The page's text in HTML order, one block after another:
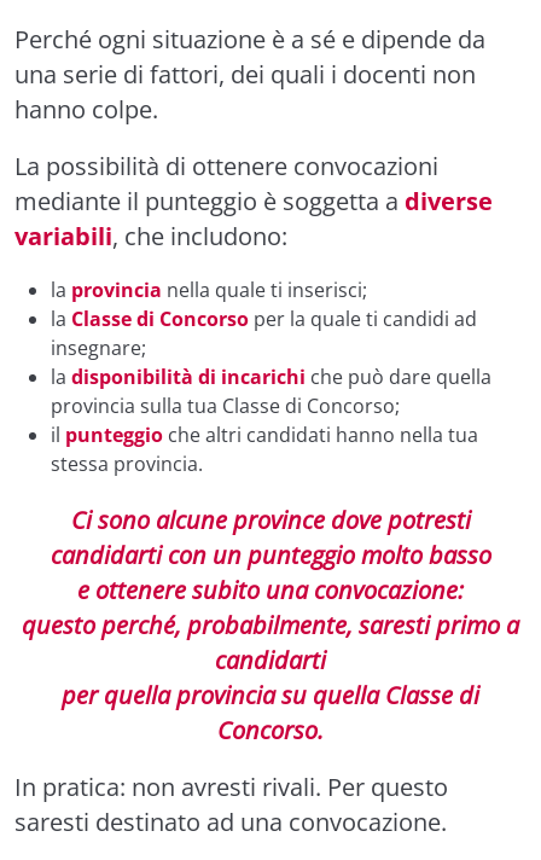
Perché ogni situazione è a sé e dipende da
una serie di fattori, dei quali i docenti non
hanno colpe.
La possibilità di ottenere convocazioni
mediante il punteggio è soggetta a diverse
variabili, che includono:
la provincia nella quale ti inserisci;
la Classe di Concorso per la quale ti candidi ad
insegnare;
la disponibilità di incarichi che può dare quella
provincia sulla tua Classe di Concorso;
il punteggio che altri candidati hanno nella tua
stessa provincia.
Ci sono alcune province dove potresti
candidarti con un punteggio molto basso
e ottenere subito una convocazione:
questo perché, probabilmente, saresti primo a
candidarti
per quella provincia su quella Classe di
Concorso.
In pratica: non avresti rivali. Per questo
saresti destinato ad una convocazione.